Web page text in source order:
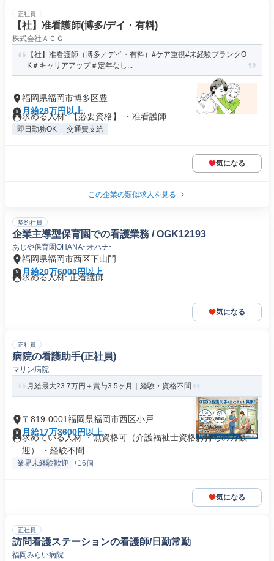
正社員
【社】准看護師(博多/デイ・有料)
株式会社ＡＣＧ
【社】准看護師（博多／デイ・有料）#ケア重視#未経験ブランクO
K＃キャリアアップ＃定年なし...
福岡県福岡市博多区豊
月給28万円以上
求める人材: 【必要資格】 ・准看護師
即日勤務OK 交通費支給
気になる
この企業の類似求人を見る
契約社員
企業主導型保育園での看護業務 / OGK12193
あじや保育園OHANA~オハナ~
福岡県福岡市西区下山門
月給20万6000円以上
求める人材: 正看護師
気になる
正社員
病院の看護助手(正社員)
マリン病院
月給最大23.7万円＋賞与3.5ヶ月｜経験・資格不問
〒819-0001福岡県福岡市西区小戸
月給17万3600円以上
求めている人材 ・無資格可（介護福祉士資格お持ちの方歓
迎） ・経験不問
業界未経験歓迎 +16個
気になる
正社員
訪問看護ステーションの看護師/日勤常勤
福岡みらい病院